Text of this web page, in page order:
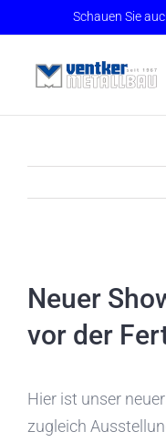
to
content
Schauen Sie
Neuer
vor der
Hier ist unser
zugleich